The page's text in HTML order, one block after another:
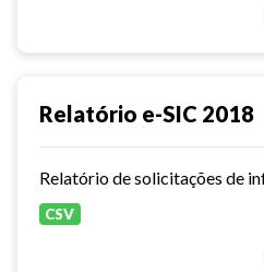
Relatório e-SIC 2018
CSV